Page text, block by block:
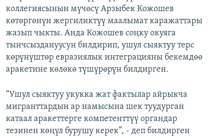
коллегиясынын мүчөсү Арзыбек Кожошев
көтөргөнүн жергиликтүү маалымат каражаттары
жазып чыкты. Анда Кожошев соңку окуяга
тынчсыздануусун билдирип, ушул сыяктуу терс
көрүнүштөр евразиялык интеграцияны бекемдөө
аракетине көлөкө түшүрөрүн билдирген.
“Ушул сыяктуу укукка жат фактылар айрыкча
мигранттардын ар намысына шек туудурган
катаал аракеттерге компетенттүү органдар
тезинен көңүл бурушу керек”, - деп билдирген